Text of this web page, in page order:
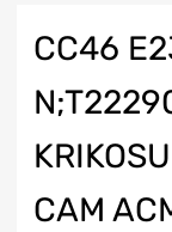
CC46
CAM